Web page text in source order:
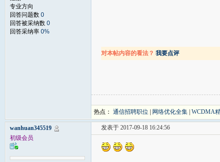
专业方向
回答问题数 0
回答被采纳数 0
回答采纳率 0%
对本帖内容的看法？ 我要点评
热点： 通信招聘职位 网络优化全集 WCDMA
wanhuan345519
初级会员
发表于 2017-09-18 16:24:56